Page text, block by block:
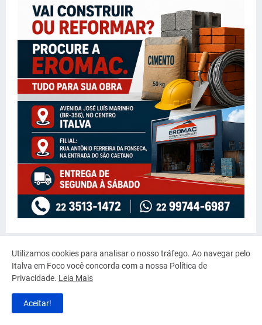
Utilizamos cookies para analisar o nosso tráfego. Ao navegar pelo
Italva em Foco você concorda com a nossa Política de
Privacidade. Leia Mais
Aceitar!